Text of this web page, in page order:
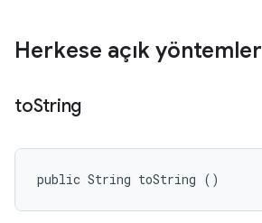
Herkese açık yöntemler
toString
public String toString ()